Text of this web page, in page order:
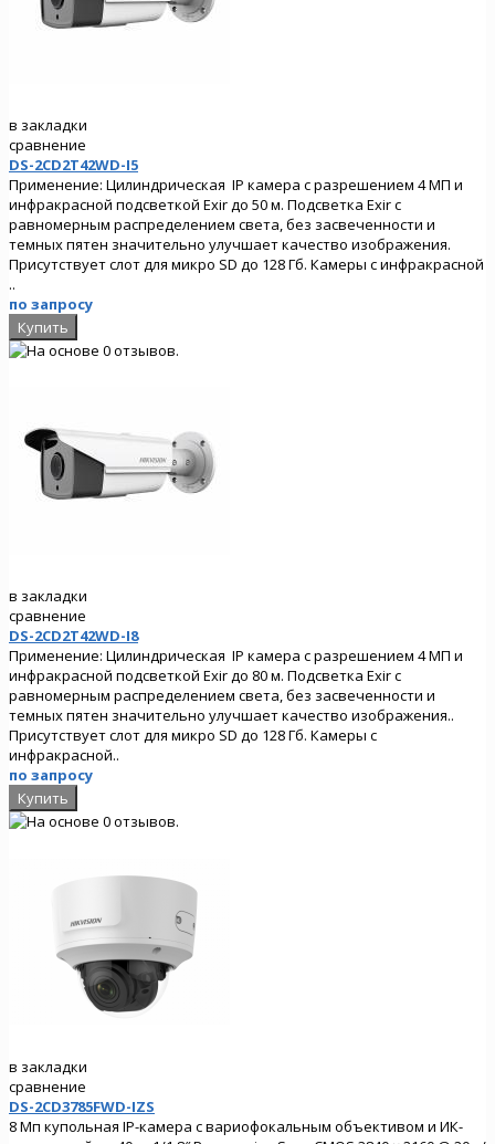
в закладки
сравнение
DS-2CD2T42WD-I5
Применение: Цилиндрическая IP камера с разрешением 4 МП и
инфракрасной подсветкой Exir до 50 м. Подсветка Exir с
равномерным распределением света, без засвеченности и
темных пятен значительно улучшает качество изображения.
Присутствует слот для микро SD до 128 Гб. Камеры с инфракрасной
..
по запросу
в закладки
сравнение
DS-2CD2T42WD-I8
Применение: Цилиндрическая IP камера с разрешением 4 МП и
инфракрасной подсветкой Exir до 80 м. Подсветка Exir с
равномерным распределением света, без засвеченности и
темных пятен значительно улучшает качество изображения..
Присутствует слот для микро SD до 128 Гб. Камеры с
инфракрасной..
по запросу
в закладки
сравнение
DS-2CD3785FWD-IZS
8 Мп купольная IP-камера с вариофокальным объективом и ИК-